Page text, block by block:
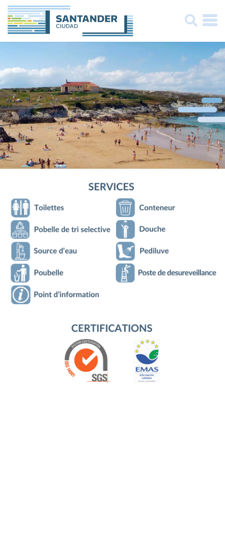
Buscar: